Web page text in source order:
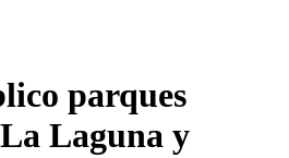
parques
Laguna y